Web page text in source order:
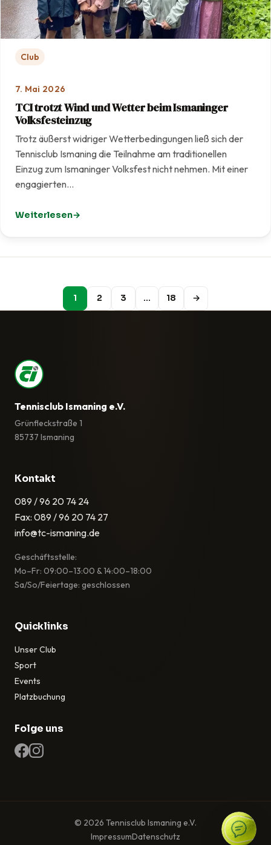
Club
7. Mai 2026
TCI trotzt Wind und Wetter beim Ismaninger
Volksfesteinzug
Trotz äußerst widriger Wetterbedingungen ließ sich der
Tennisclub Ismaning die Teilnahme am traditionellen
Einzug zum Ismaninger Volksfest nicht nehmen. Mit einer
engagierten…
Weiterlesen
: TCI trotzt Wind und Wetter beim Ismaninger
1 2 3 … 18 →
Tennisclub Ismaning e.V.
Grünfleckstraße 1
85737 Ismaning
Kontakt
089 / 96 20 74 24
Fax: 089 / 96 20 74 27
info@tc-ismaning.de
Geschäftsstelle:
Mo–Fr: 09:00–13:00 & 14:00–18:00
Sa/So/Feiertage: geschlossen
Quicklinks
Unser Club
Sport
Events
Platzbuchung
Folge uns
© 2026 Tennisclub Ismaning e.V.
ImpressumDatenschutz